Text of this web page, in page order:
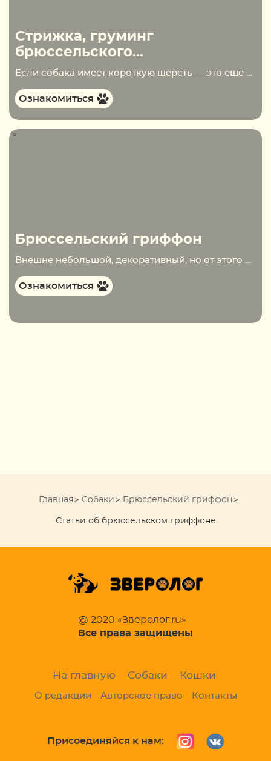
Стрижка, груминг
брюссельского...
Если собака имеет короткую шерсть — это ещё не значит, что за ней не нужен уход, или он будет включать в себя какие-то примитивные методы. Шёрстный покров брюссельского гриффона весьма специфичен, поэтому и ухода требует особого. Из-за этих особенностей шерсть…
Ознакомиться
">
Брюссельский гриффон
Внешне небольшой, декоративный, но от этого совсем неробкий и ручной, представитель породы брюссельский гриффон напоминает бородатого домовёнка. Эти небольшие и потешные собаки обладают живым умом и пронзительным взглядом, спрятаться от которого просто нереально. Содержание Внешние характеристики взрослой особиМаксимальный ростВесОсобенности окрасаШерстьУши,…
Ознакомиться
Главная Собаки Брюссельский гриффон
Статьи об брюссельском гриффоне
@ 2020 «Зверолог.ru»
Все права защищены
На главную Собаки Кошки
О редакции Авторское право Контакты
Присоединяйся к нам: